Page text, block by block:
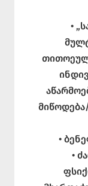
•
•
•